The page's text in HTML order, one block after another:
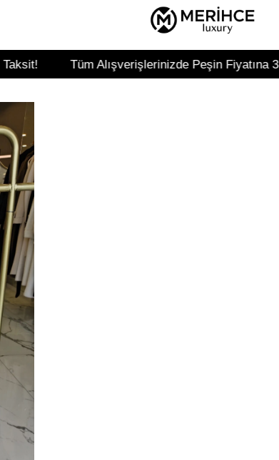
Tüm Alışverişlerinizde Peşin Fiyatına 3 Taksit!